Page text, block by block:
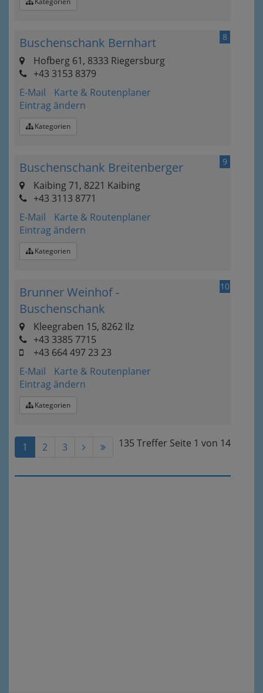
8
Buschenschank Bernhart
Hofberg 61, 8333 Riegersburg
+43 3153 8379
E-Mail
Karte & Routenplaner
Eintrag ändern
Kategorien
9
Buschenschank Breitenberger
Kaibing 71, 8221 Kaibing
+43 3113 8771
E-Mail
Karte & Routenplaner
Eintrag ändern
Kategorien
10
Brunner Weinhof -
Buschenschank
Kleegraben 15, 8262 Ilz
+43 3385 7715
+43 664 497 23 23
E-Mail
Karte & Routenplaner
Eintrag ändern
Kategorien
135 Treffer Seite 1 von 14
1 2 3